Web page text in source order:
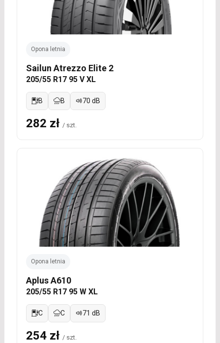
Opona letnia
Sailun Atrezzo Elite 2
205/55 R17 95 V XL
B B 70 dB
282 zł / szt.
Opona letnia
Aplus A610
205/55 R17 95 W XL
C C 71 dB
254 zł / szt.